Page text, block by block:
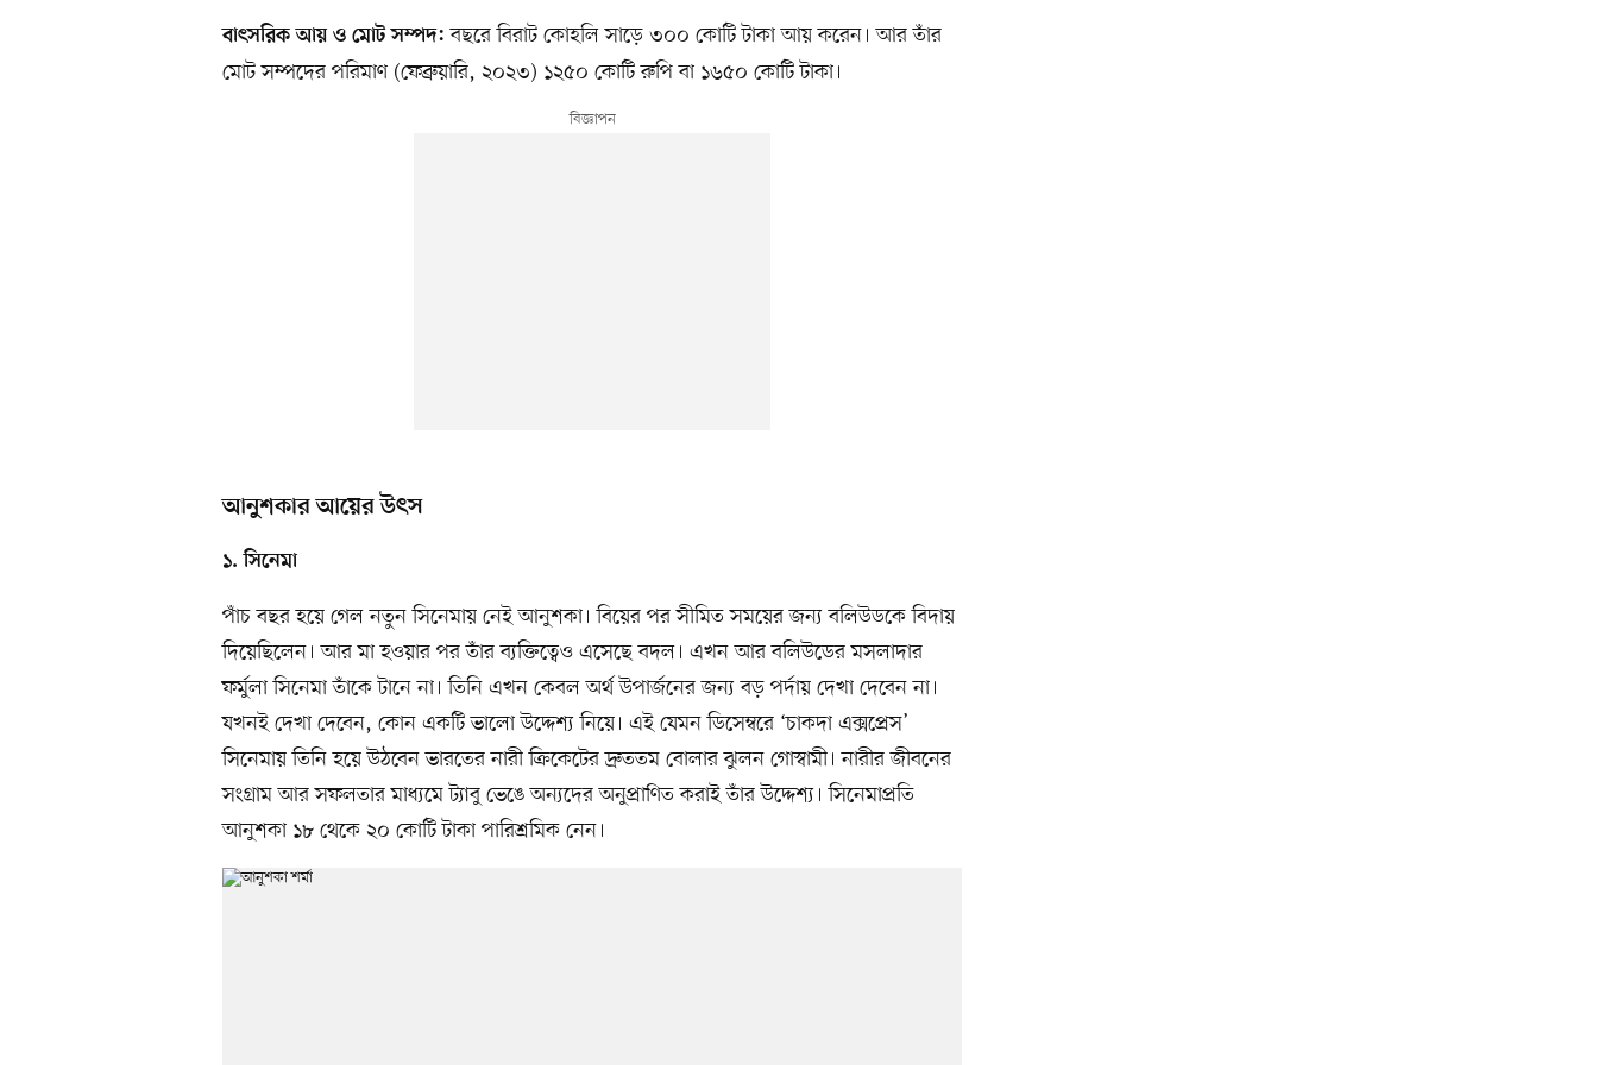
বাৎসরিক আয় ও মোট সম্পদ: বছরে বিরাট কোহলি সাড়ে ৩০০ কোটি টাকা আয় করেন। আর তাঁর
মোট সম্পদের পরিমাণ (ফেব্রুয়ারি, ২০২৩) ১২৫০ কোটি রুপি বা ১৬৫০ কোটি টাকা।
আনুশকার আয়ের উৎস
১. সিনেমা
পাঁচ বছর হয়ে গেল নতুন সিনেমায় নেই আনুশকা। বিয়ের পর সীমিত সময়ের জন্য বলিউডকে বিদায়
দিয়েছিলেন। আর মা হওয়ার পর তাঁর ব্যক্তিত্বেও এসেছে বদল। এখন আর বলিউডের মসলাদার
ফর্মুলা সিনেমা তাঁকে টানে না। তিনি এখন কেবল অর্থ উপার্জনের জন্য বড় পর্দায় দেখা দেবেন না।
যখনই দেখা দেবেন, কোন একটি ভালো উদ্দেশ্য নিয়ে। এই যেমন ডিসেম্বরে ‘চাকদা এক্সপ্রেস’
সিনেমায় তিনি হয়ে উঠবেন ভারতের নারী ক্রিকেটের দ্রুততম বোলার ঝুলন গোস্বামী। নারীর জীবনের
সংগ্রাম আর সফলতার মাধ্যমে ট্যাবু ভেঙে অন্যদের অনুপ্রাণিত করাই তাঁর উদ্দেশ্য। সিনেমাপ্রতি
আনুশকা ১৮ থেকে ২০ কোটি টাকা পারিশ্রমিক নেন।